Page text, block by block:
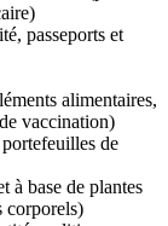
passeports et
alimentaires,
vaccination)
de
à base de plantes
corporels)